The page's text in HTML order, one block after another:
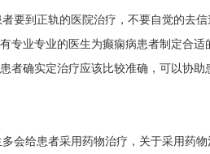
要到正轨的医院治疗，不要自觉的去
专业专业的医生为癫痫病患者制定合
者确实定治疗应该比较准确，可以协
会给患者采用药物治疗，关于采用药